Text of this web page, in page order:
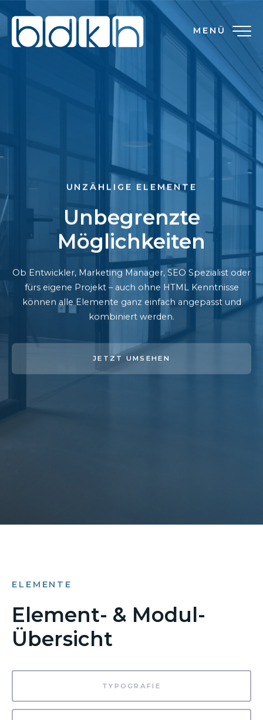
MENÜ
UNZÄHLIGE ELEMENTE
Unbegrenzte
Möglichkeiten
Ob Entwickler, Marketing Manager, SEO Spezialist oder
fürs eigene Projekt – auch ohne HTML Kenntnisse
können alle Elemente ganz einfach angepasst und
kombiniert werden.
JETZT UMSEHEN
ELEMENTE
Element- & Modul-
Übersicht
TYPOGRAFIE